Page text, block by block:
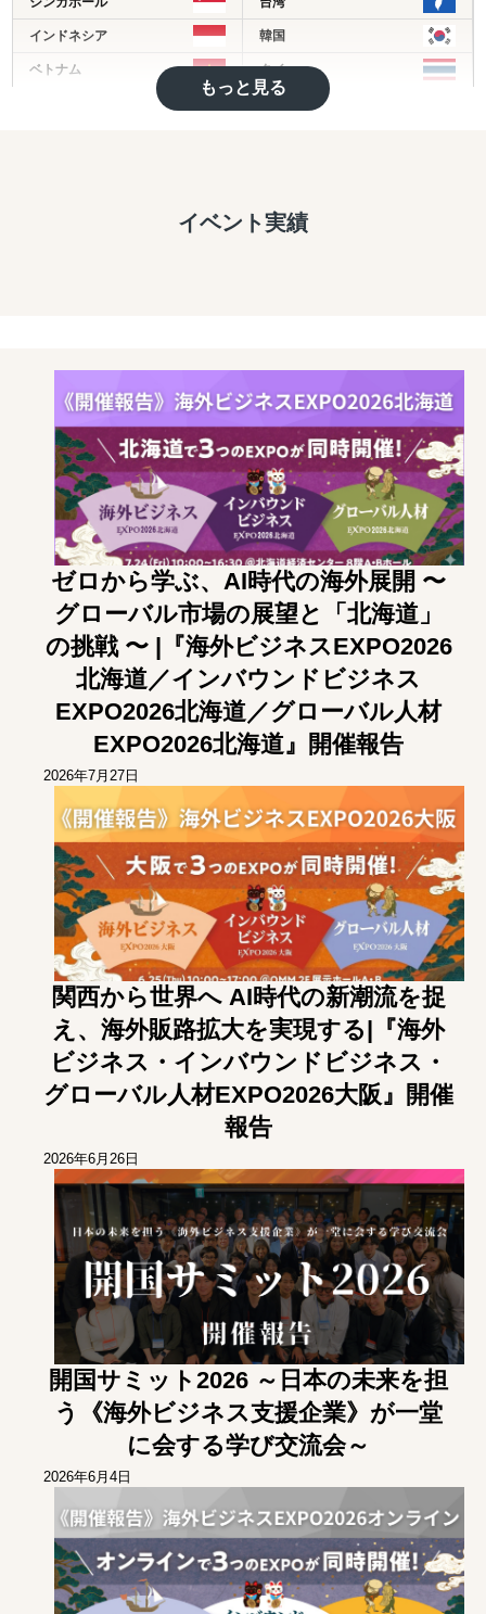
・グローバル企業から中堅/中小/スタートアップ企業ま
で、企業規模を問わずに多様な海外進出ニーズに応じたソ
・B2B領域（商社/卸売/製造/自動車/物流/化学/建設/テクノ
ロジー）、B2C領域（小売/パーソナルケア/ヘルスケア/食
① 初期投資を抑えつつ、海外取引拡大を通した円安メリッ
③ アジア圏での「デジタル」ビジネス事業機会の抽出＆評
価、戦略構築から事業立ち上げまでの海外事業デジタルト
ランスフォーメーションに係るトータルサポート
④ 市場環境変動に即した手触り感あるインサイトを抽出す
る海外市場調査＆参入戦略構築
⑤ アジア特有の中小案件M&A案件発掘から交渉/実行/PMI
までをカバーする海外M&A一気通貫支援
⑥ 既存サプライチェーン体制の分析/評価/最適化、およ
び、直接材＆間接材の調達コスト削減
インドネシア 韓国
ベトナム タイ
マレーシア
ドイツ
オセアニア アフリカ
ロシア その他英語圏
もっと見る
イベント実績
ゼロから学ぶ、AI時代の海外展開 〜
グローバル市場の展望と「北海道」
の挑戦 〜 |『海外ビジネスEXPO2026
北海道／インバウンドビジネス
EXPO2026北海道／グローバル人材
EXPO2026北海道』開催報告
2026年7月27日
関西から世界へ AI時代の新潮流を捉
え、海外販路拡大を実現する|『海外
ビジネス・インバウンドビジネス・
グローバル人材EXPO2026大阪』開催
報告
2026年6月26日
開国サミット2026 ～日本の未来を担
う《海外ビジネス支援企業》が一堂
に会する学び交流会～
2026年6月4日